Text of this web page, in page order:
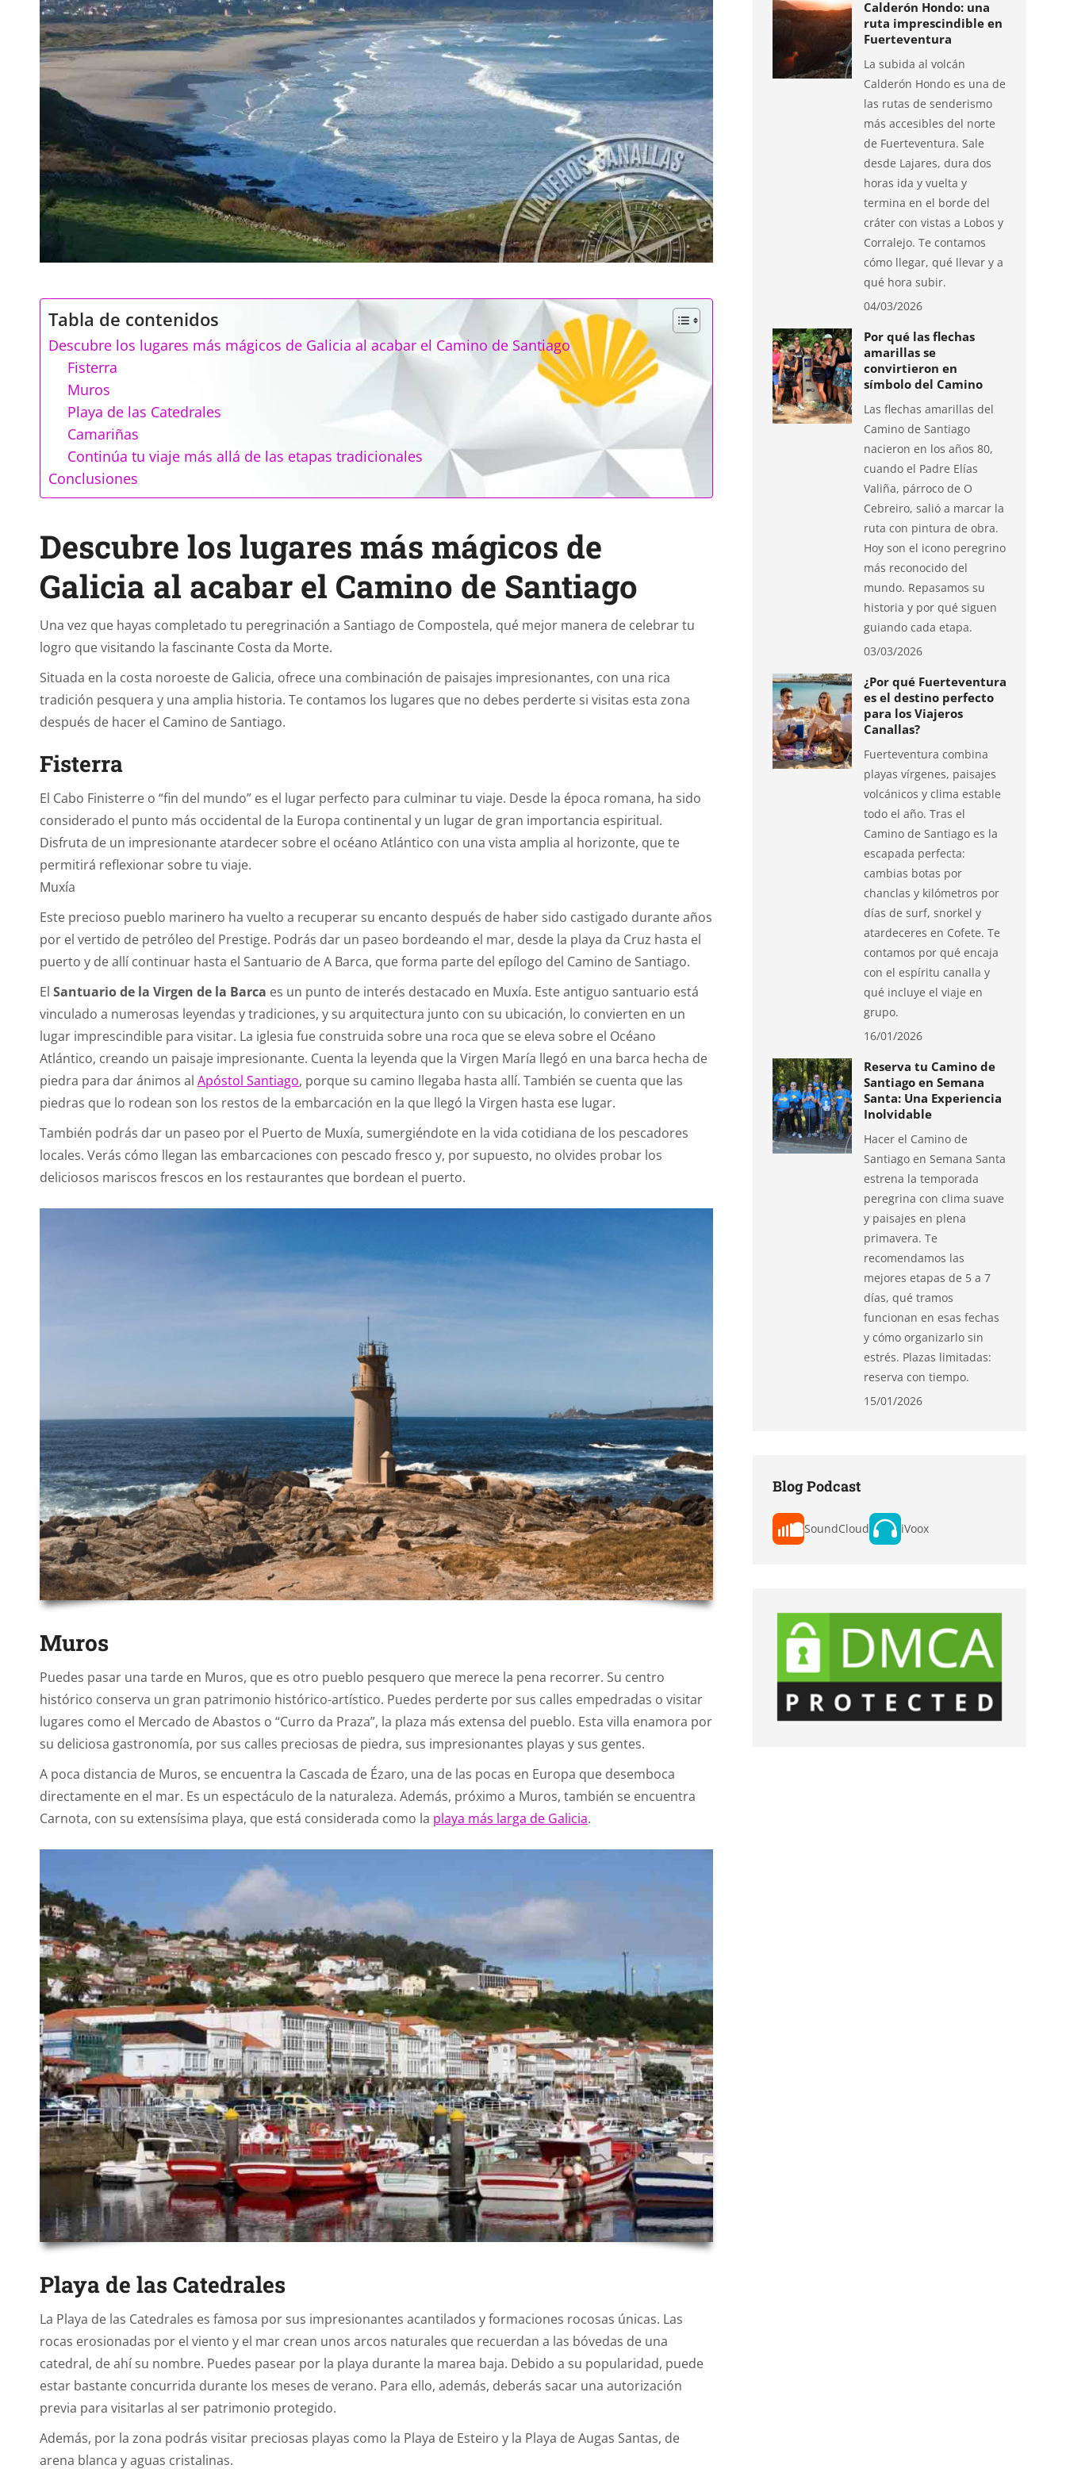
Tabla de contenidos
Descubre los lugares más mágicos de Galicia al acabar el Camino de Santiago
Fisterra
Muros
Playa de las Catedrales
Camariñas
Continúa tu viaje más allá de las etapas tradicionales
Conclusiones
Descubre los lugares más mágicos de
Galicia al acabar el Camino de Santiago
Una vez que hayas completado tu peregrinación a Santiago de Compostela, qué mejor manera de celebrar tu
logro que visitando la fascinante Costa da Morte.
Situada en la costa noroeste de Galicia, ofrece una combinación de paisajes impresionantes, con una rica
tradición pesquera y una amplia historia. Te contamos los lugares que no debes perderte si visitas esta zona
después de hacer el Camino de Santiago.
Fisterra
El Cabo Finisterre o “fin del mundo” es el lugar perfecto para culminar tu viaje. Desde la época romana, ha sido
considerado el punto más occidental de la Europa continental y un lugar de gran importancia espiritual.
Disfruta de un impresionante atardecer sobre el océano Atlántico con una vista amplia al horizonte, que te
permitirá reflexionar sobre tu viaje.
Muxía
Este precioso pueblo marinero ha vuelto a recuperar su encanto después de haber sido castigado durante años
por el vertido de petróleo del Prestige. Podrás dar un paseo bordeando el mar, desde la playa da Cruz hasta el
puerto y de allí continuar hasta el Santuario de A Barca, que forma parte del epílogo del Camino de Santiago.
El Santuario de la Virgen de la Barca es un punto de interés destacado en Muxía. Este antiguo santuario está
vinculado a numerosas leyendas y tradiciones, y su arquitectura junto con su ubicación, lo convierten en un
lugar imprescindible para visitar. La iglesia fue construida sobre una roca que se eleva sobre el Océano
Atlántico, creando un paisaje impresionante. Cuenta la leyenda que la Virgen María llegó en una barca hecha de
piedra para dar ánimos al Apóstol Santiago, porque su camino llegaba hasta allí. También se cuenta que las
piedras que lo rodean son los restos de la embarcación en la que llegó la Virgen hasta ese lugar.
También podrás dar un paseo por el Puerto de Muxía, sumergiéndote en la vida cotidiana de los pescadores
locales. Verás cómo llegan las embarcaciones con pescado fresco y, por supuesto, no olvides probar los
deliciosos mariscos frescos en los restaurantes que bordean el puerto.
Muros
Puedes pasar una tarde en Muros, que es otro pueblo pesquero que merece la pena recorrer. Su centro
histórico conserva un gran patrimonio histórico-artístico. Puedes perderte por sus calles empedradas o visitar
lugares como el Mercado de Abastos o “Curro da Praza”, la plaza más extensa del pueblo. Esta villa enamora por
su deliciosa gastronomía, por sus calles preciosas de piedra, sus impresionantes playas y sus gentes.
A poca distancia de Muros, se encuentra la Cascada de Ézaro, una de las pocas en Europa que desemboca
directamente en el mar. Es un espectáculo de la naturaleza. Además, próximo a Muros, también se encuentra
Carnota, con su extensísima playa, que está considerada como la playa más larga de Galicia.
Playa de las Catedrales
La Playa de las Catedrales es famosa por sus impresionantes acantilados y formaciones rocosas únicas. Las
rocas erosionadas por el viento y el mar crean unos arcos naturales que recuerdan a las bóvedas de una
catedral, de ahí su nombre. Puedes pasear por la playa durante la marea baja. Debido a su popularidad, puede
estar bastante concurrida durante los meses de verano. Para ello, además, deberás sacar una autorización
previa para visitarlas al ser patrimonio protegido.
Además, por la zona podrás visitar preciosas playas como la Playa de Esteiro y la Playa de Augas Santas, de
arena blanca y aguas cristalinas.
Calderón Hondo: una
ruta imprescindible en
Fuerteventura
La subida al volcán
Calderón Hondo es una de
las rutas de senderismo
más accesibles del norte
de Fuerteventura. Sale
desde Lajares, dura dos
horas ida y vuelta y
termina en el borde del
cráter con vistas a Lobos y
Corralejo. Te contamos
cómo llegar, qué llevar y a
qué hora subir.
04/03/2026
Por qué las flechas
amarillas se
convirtieron en
símbolo del Camino
Las flechas amarillas del
Camino de Santiago
nacieron en los años 80,
cuando el Padre Elías
Valiña, párroco de O
Cebreiro, salió a marcar la
ruta con pintura de obra.
Hoy son el icono peregrino
más reconocido del
mundo. Repasamos su
historia y por qué siguen
guiando cada etapa.
03/03/2026
¿Por qué Fuerteventura
es el destino perfecto
para los Viajeros
Canallas?
Fuerteventura combina
playas vírgenes, paisajes
volcánicos y clima estable
todo el año. Tras el
Camino de Santiago es la
escapada perfecta:
cambias botas por
chanclas y kilómetros por
días de surf, snorkel y
atardeceres en Cofete. Te
contamos por qué encaja
con el espíritu canalla y
qué incluye el viaje en
grupo.
16/01/2026
Reserva tu Camino de
Santiago en Semana
Santa: Una Experiencia
Inolvidable
Hacer el Camino de
Santiago en Semana Santa
estrena la temporada
peregrina con clima suave
y paisajes en plena
primavera. Te
recomendamos las
mejores etapas de 5 a 7
días, qué tramos
funcionan en esas fechas
y cómo organizarlo sin
estrés. Plazas limitadas:
reserva con tiempo.
15/01/2026
Blog Podcast
SoundCloud iVoox